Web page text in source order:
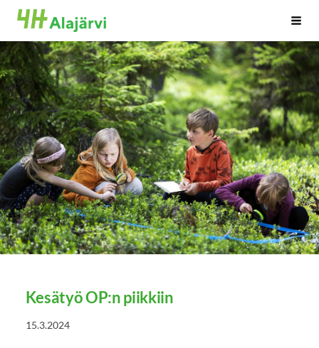
Siirry
sivun
sisältöön
Alajärven 4H-yhdistys ry.
Kesätyö OP:n piikkiin
15.3.2024